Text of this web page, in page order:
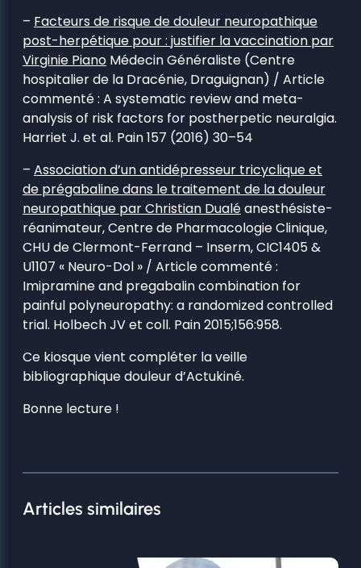
– Facteurs de risque de douleur neuropathique
post-herpétique pour : justifier la vaccination par
Virginie Piano Médecin Généraliste (Centre
hospitalier de la Dracénie, Draguignan) / Article
commenté : A systematic review and meta-
analysis of risk factors for postherpetic neuralgia.
Harriet J. et al. Pain 157 (2016) 30–54
– Association d’un antidépresseur tricyclique et
de prégabaline dans le traitement de la douleur
neuropathique par Christian Dualéanesthésiste-
réanimateur, Centre de Pharmacologie Clinique,
CHU de Clermont-Ferrand – Inserm, CIC1405 &
U1107 « Neuro-Dol » / Article commenté :
Imipramine and pregabalin combination for
painful polyneuropathy: a randomized controlled
trial. Holbech JV et coll. Pain 2015;156:958.
Ce kiosque vient compléter la veille
bibliographique douleur d’Actukiné.
Bonne lecture !
Articles similaires